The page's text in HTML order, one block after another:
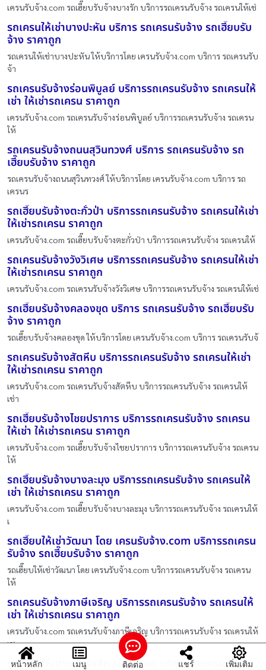
เครนรับจ้าง.com รถเฮี๊ยบรับจ้างบางรัก บริการรถเครนรับจ้าง รถเครนให้เช่
รถเครนให้เช่าบางปะหัน บริการ รถเครนรับจ้าง รถเฮี๊ยบรับ
จ้าง ราคาถูก
รถเครนให้เช่าบางปะหัน ให้บริการโดย เครนรับจ้าง.com บริการ รถเครนรับ
จ้า
รถเครนรับจ้างร่อนพิบูลย์ บริการรถเครนรับจ้าง รถเครนให้
เช่า ให้เช่ารถเครน ราคาถูก
เครนรับจ้าง.com รถเครนรับจ้างร่อนพิบูลย์ บริการรถเครนรับจ้าง รถเครน
ให้
รถเครนรับจ้างถนนสุวินทวงศ์ บริการ รถเครนรับจ้าง รถ
เฮี๊ยบรับจ้าง ราคาถูก
รถเครนรับจ้างถนนสุวินทวงศ์ ให้บริการโดย เครนรับจ้าง.com บริการ รถ
เครนร
รถเฮี๊ยบรับจ้างตะกั่วป่า บริการรถเครนรับจ้าง รถเครนให้เช่า
ให้เช่ารถเครน ราคาถูก
เครนรับจ้าง.com รถเฮี๊ยบรับจ้างตะกั่วป่า บริการรถเครนรับจ้าง รถเครนให้
รถเครนรับจ้างวังวิเศษ บริการรถเครนรับจ้าง รถเครนให้เช่า
ให้เช่ารถเครน ราคาถูก
เครนรับจ้าง.com รถเครนรับจ้างวังวิเศษ บริการรถเครนรับจ้าง รถเครนให้เช่
รถเฮี๊ยบรับจ้างคลองขุด บริการ รถเครนรับจ้าง รถเฮี๊ยบรับ
จ้าง ราคาถูก
รถเฮี๊ยบรับจ้างคลองขุด ให้บริการโดย เครนรับจ้าง.com บริการ รถเครนรับจ้
รถเครนรับจ้างสัตหีบ บริการรถเครนรับจ้าง รถเครนให้เช่า
ให้เช่ารถเครน ราคาถูก
เครนรับจ้าง.com รถเครนรับจ้างสัตหีบ บริการรถเครนรับจ้าง รถเครนให้
เช่า
รถเฮี๊ยบรับจ้างไชยปราการ บริการรถเครนรับจ้าง รถเครน
ให้เช่า ให้เช่ารถเครน ราคาถูก
เครนรับจ้าง.com รถเฮี๊ยบรับจ้างไชยปราการ บริการรถเครนรับจ้าง รถเครน
ให้
รถเฮี๊ยบรับจ้างบางละมุง บริการรถเครนรับจ้าง รถเครนให้
เช่า ให้เช่ารถเครน ราคาถูก
เครนรับจ้าง.com รถเฮี๊ยบรับจ้างบางละมุง บริการรถเครนรับจ้าง รถเครนให้
เ
รถเฮี๊ยบให้เช่าวัฒนา โดย เครนรับจ้าง.com บริการรถเครน
รับจ้าง รถเฮี๊ยบรับจ้าง ราคาถูก
รถเฮี๊ยบให้เช่าวัฒนา โดย เครนรับจ้าง.com บริการรถเครนรับจ้าง รถเครน
ให้
รถเครนรับจ้างภาษีเจริญ บริการรถเครนรับจ้าง รถเครนให้
เช่า ให้เช่ารถเครน ราคาถูก
เครนรับจ้าง.com รถเครนรับจ้างภาษีเจริญ บริการรถเครนรับจ้าง รถเครนให้
เช
รถเฮี๊ยบให้เช่าถนนรังสิต-นครนายก บริการ รถเครนรับจ้าง
หน้าหลัก เมนู ติดต่อ แชร์ เพิ่มเติม